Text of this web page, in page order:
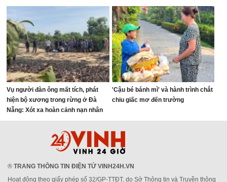
tỉnh
Vụ người đàn ông mất tích, phát
hiện bộ xương trong rừng ở Đà
Nẵng: Xót xa hoàn cảnh nạn nhân
'Cậu bé bánh mì' và hành trình chắt
chiu giấc mơ đến trường
® TRANG THÔNG TIN ĐIỆN TỬ VINH24H.VN
Hoạt động theo giấy phép số 32/GP-TTĐT, do Sở Thông tin và Truyền thông